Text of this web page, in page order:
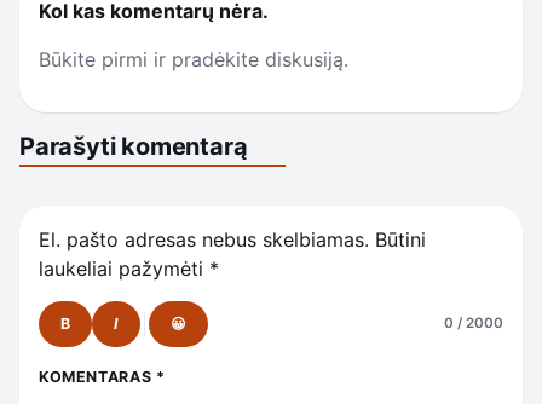
Kol kas komentarų nėra.
Būkite pirmi ir pradėkite diskusiją.
Parašyti komentarą
El. pašto adresas nebus skelbiamas. Būtini
laukeliai pažymėti *
B I 😀 0 / 2000
KOMENTARAS *